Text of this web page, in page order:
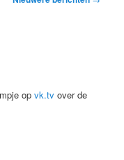
opvk.tv over de